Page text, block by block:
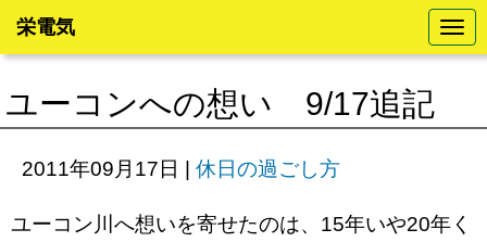
N
a
v
t
栄電気
ユーコンへの想い 9/17追記
2011年09月17日 | 休日の過ごし方
ユーコン川へ想いを寄せたのは、15年いや20年く